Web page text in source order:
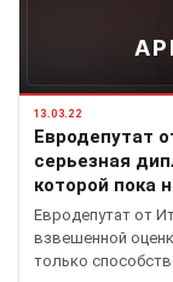
13.03.22
Евродепутат
серьезная
которой пока
Евродепутат от
взвешенной
только